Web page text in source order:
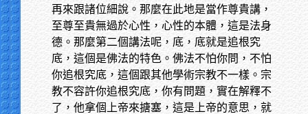
再來跟諸位細說。那麼在此地是當作尊貴講，
至尊至貴無過於心性，心性的本體，這是法身
德。那麼第二個講法呢，底，底就是追根究
底，這個是佛法的特色。佛法不怕你問，不怕
你追根究底，這個跟其他學術宗教不一樣。宗
教不容許你追根究底，你有問題，實在解釋不
了，他拿個上帝來搪塞，這是上帝的意思，就